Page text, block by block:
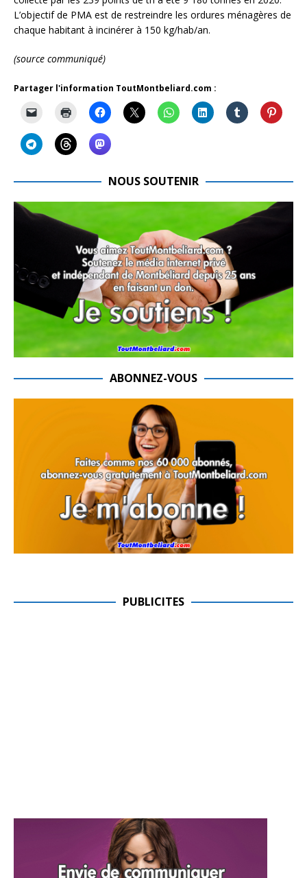
L’objectif de PMA est de restreindre les ordures ménagères de
chaque habitant à incinérer à 150 kg/hab/an.
(source communiqué)
Partager l'information ToutMontbeliard.com :
NOUS SOUTENIR
ABONNEZ-VOUS
PUBLICITES